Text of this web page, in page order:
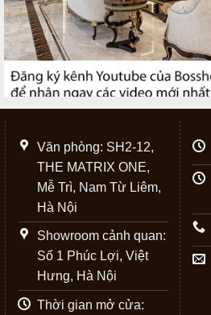
Văn phòng: SH2-12,
THE MATRIX ONE,
Mễ Trì, Nam Từ Liêm,
Hà Nội
Showroom cảnh quan:
Số 1 Phúc Lợi, Việt
Hưng, Hà Nội
Thời gian mở cửa: